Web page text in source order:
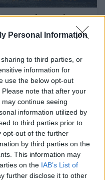
Personal Information
to third parties, or
information for
use the below opt-out
note that after your
continue seeing
information utilized by
to third parties prior to
opt-out of the further
by third parties on the
This information may
on the IAB’s List of
further disclose it to other
gyvenimo sąlygų